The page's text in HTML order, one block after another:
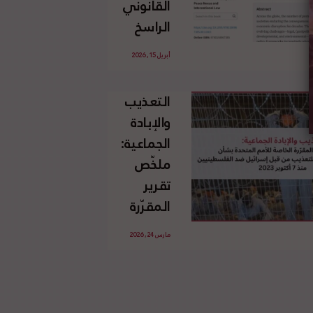
الإسرائيلي
غير
القانوني
الفلسطينية
القانوني
الراسخ
للاجئين
وحقهم
في العودة
بموجب
القانون
الدولي
أبريل 15, 2026
التعذيب
والإبادة
الجماعية:
ملخّص
تقرير
المقرّرة
الخاصة
مارس 24, 2026